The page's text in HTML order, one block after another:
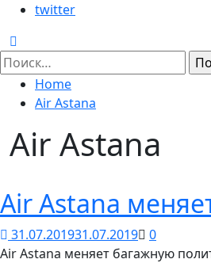
twitter
Найти:
Home
Air Astana
Air Astana
Air Astana
31.07.201931.07.2019
0
Air Astana меняет багажную